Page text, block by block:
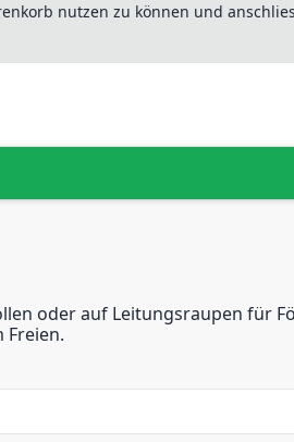
nutzen zu können und
oder auf Leitungsraupen für
Freien.